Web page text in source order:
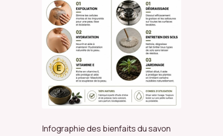
Infographie des bienfaits du savon